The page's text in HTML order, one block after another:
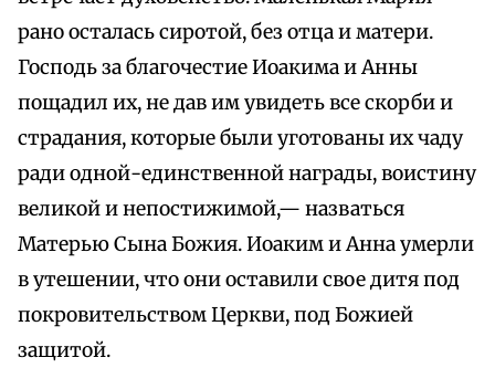
рано осталась сиротой, без отца и матери.
Господь за благочестие Иоакима и Анны
пощадил их, не дав им увидеть все скорби и
страдания, которые были уготованы их чаду
ради одной-единственной награды, воистину
великой и непостижимой,— назваться
Матерью Сына Божия. Иоаким и Анна умерли
в утешении, что они оставили свое дитя под
покровительством Церкви, под Божией
защитой.